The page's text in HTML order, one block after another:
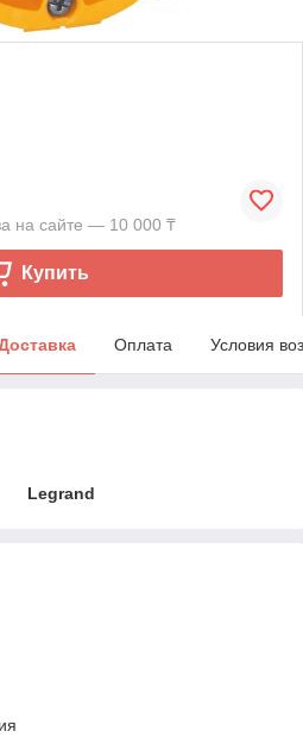
на сайте — 10 000 ₸
Купить
Оплата Условия
Legrand